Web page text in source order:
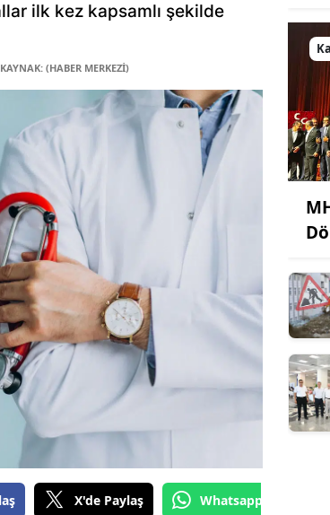
ilk kez kapsamlı şekilde
KAYNAK: (HABER MERKEZİ)
X'de Paylaş Whatsapp'tan